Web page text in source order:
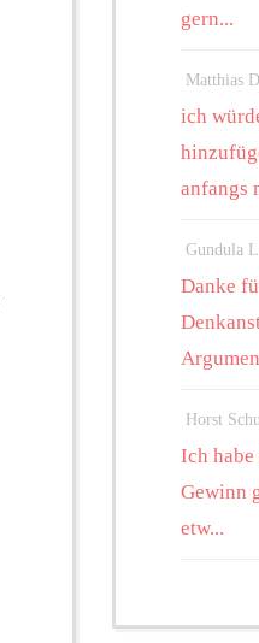
gern...
Matthias
ich
anfangs
Gundula
Danke
Horst
Ich
Gewinn
etw...